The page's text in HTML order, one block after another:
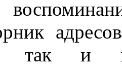
так и